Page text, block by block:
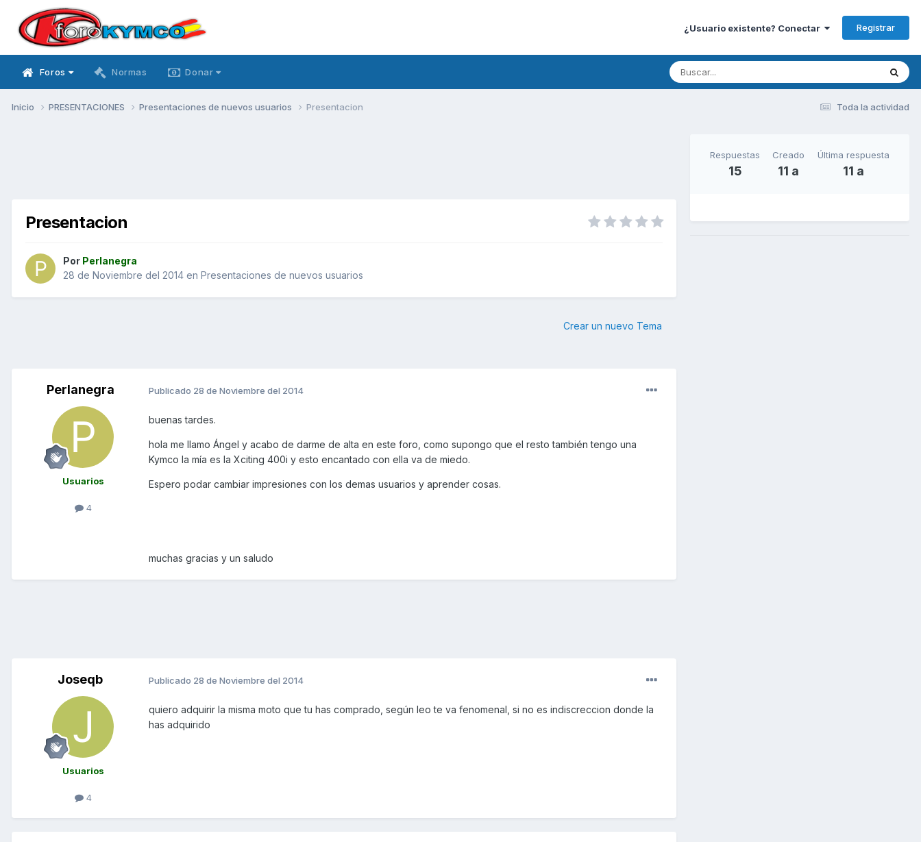
¿Usuario existente? Conectar Registrar
Foros Normas Donar
Toda la actividad
Inicio PRESENTACIONES Presentaciones de nuevos usuarios Presentacion
Presentacion
Por Perlanegra
28 de Noviembre del 2014 en Presentaciones de nuevos usuarios
Crear un nuevo Tema
Perlanegra
Usuarios
4
Publicado 28 de Noviembre del 2014
buenas tardes.
hola me llamo Ángel y acabo de darme de alta en este foro, como supongo que el resto también tengo una
Kymco la mía es la Xciting 400i y esto encantado con ella va de miedo.
Espero podar cambiar impresiones con los demas usuarios y aprender cosas.
muchas gracias y un saludo
Joseqb
Usuarios
4
Publicado 28 de Noviembre del 2014
quiero adquirir la misma moto que tu has comprado, según leo te va fenomenal, si no es indiscreccion donde la
has adquirido
Respuestas
15
Creado
11 a
Última respuesta
11 a